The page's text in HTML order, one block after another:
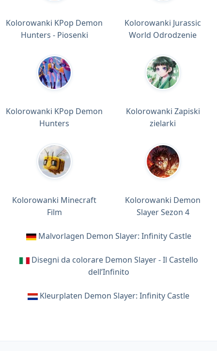
Kolorowanki KPop Demon
Hunters - Piosenki
Kolorowanki Jurassic
World Odrodzenie
Kolorowanki KPop Demon
Hunters
Kolorowanki Zapiski
zielarki
Kolorowanki Minecraft
Film
Kolorowanki Demon
Slayer Sezon 4
Malvorlagen Demon Slayer: Infinity Castle
Disegni da colorare Demon Slayer - Il Castello
dell’Infinito
Kleurplaten Demon Slayer: Infinity Castle